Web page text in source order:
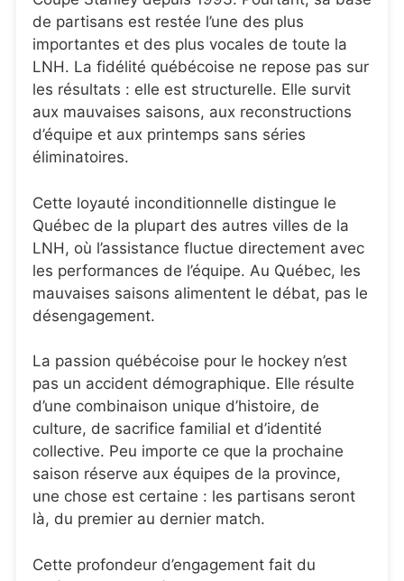
de partisans est restée l’une des plus
importantes et des plus vocales de toute la
LNH. La fidélité québécoise ne repose pas sur
les résultats : elle est structurelle. Elle survit
aux mauvaises saisons, aux reconstructions
d’équipe et aux printemps sans séries
éliminatoires.
Cette loyauté inconditionnelle distingue le
Québec de la plupart des autres villes de la
LNH, où l’assistance fluctue directement avec
les performances de l’équipe. Au Québec, les
mauvaises saisons alimentent le débat, pas le
désengagement.
La passion québécoise pour le hockey n’est
pas un accident démographique. Elle résulte
d’une combinaison unique d’histoire, de
culture, de sacrifice familial et d’identité
collective. Peu importe ce que la prochaine
saison réserve aux équipes de la province,
une chose est certaine : les partisans seront
là, du premier au dernier match.
Cette profondeur d’engagement fait du